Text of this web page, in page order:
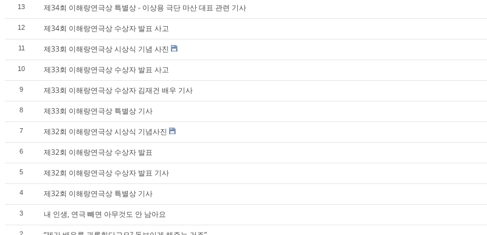
13 제34회 이해랑연극상 특별상 - 이상용 극단 마산 대표 관련 기사
12 제34회 이해랑연극상 수상자 발표 사고
11 제33회 이해랑연극상 시상식 기념 사진
10 제33회 이해랑연극상 수상자 발표 사고
9 제33회 이해랑연극상 수상자 김재건 배우 기사
8 제33회 이해랑연극상 특별상 기사
7 제32회 이해랑연극상 시상식 기념사진
6 제32회 이해랑연극상 수상자 발표
5 제32회 이해랑연극상 수상자 발표 기사
4 제32회 이해랑연극상 특별상 기사
3 내 인생, 연극 빼면 아무것도 안 남아요